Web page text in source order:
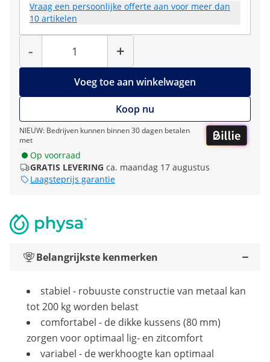
Vraag een persoonlijke offerte aan voor meer dan
10 artikelen
-
Hoeveelheid
+
Voeg toe aan winkelwagen
Koop nu
NIEUW: Bedrijven kunnen binnen 30 dagen betalen
met
Op voorraad
GRATIS LEVERING ca. maandag 17 augustus
Laagsteprijs garantie
Belangrijkste kenmerken
stabiel - robuuste constructie van metaal kan
tot 200 kg worden belast
comfortabel - de dikke kussens (80 mm)
zorgen voor optimaal lig- en zitcomfort
variabel - de werkhoogte kan optimaal